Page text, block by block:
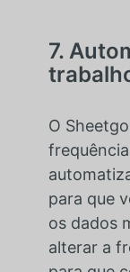
7.
O
para que
os dados
alterar a